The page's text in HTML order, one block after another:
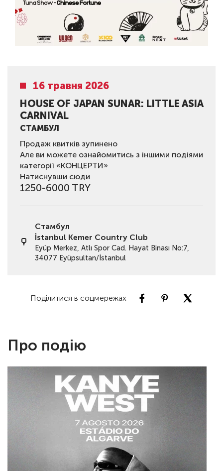
16 травня 2026
HOUSE OF JAPAN SUNAR: LITTLE ASIA
CARNIVAL
СТАМБУЛ
Продаж квитків зупинено
Але ви можете ознайомитись з іншими подіями
категорії «КОНЦЕРТИ»
Натиснувши сюди
1250-6000 TRY
Стамбул
İstanbul Kemer Country Club
Eyüp Merkez, Atlı Spor Cad. Hayat Binası No:7,
34077 Eyüpsultan/İstanbul
Поділитися в соцмережах
Про подію